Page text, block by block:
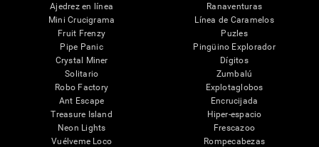
Ajedrez en línea
Mini Crucigrama
Fruit Frenzy
Pipe Panic
Crystal Miner
Solitario
Robo Factory
Ant Escape
Treasure Island
Neon Lights
Vuélveme Loco
Ranaventuras
Línea de Caramelos
Puzles
Pingüino Explorador
Dígitos
Zumbalú
Explotaglobos
Encrucijada
Hiper-espacio
Frescazoo
Rompecabezas